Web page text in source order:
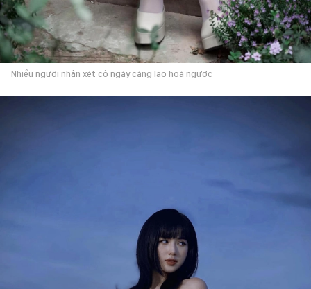
Nhiều người nhận xét cô ngày càng lão hoá ngược